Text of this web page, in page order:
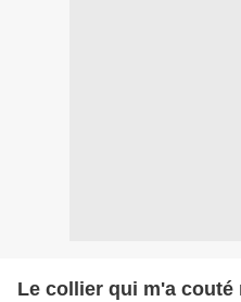
Le collier qui m'a